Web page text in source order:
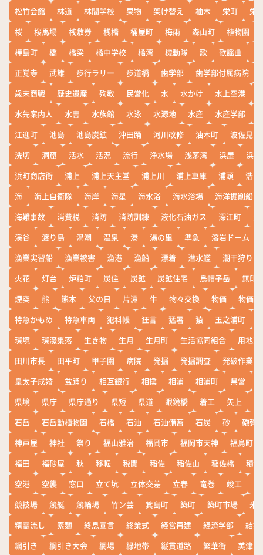
松竹会館 林道 林間学校 果物 架け替え 柚木 栄町
栄
桜
桜馬場 桟敷券 桟橋 桶屋町 梅雨 森山町 植物園
樺島町
橋 橋梁 橘中学校 橘湾 機動隊 歌 歌謡曲
正覚寺
武雄 歩行ラリー 歩道橋 歯学部 歯学部付属病院
歳末商戦
歴史遺産 殉教 民営化 水 水かけ 水上空港
水先案内人
水害 水族館 水泳 水源地 水産 水産学部
江迎町
池島 池島炭鉱 沖田踊 河川改修 油木町
波佐見
洗切
洞窟 活水 活況 流行 浄水場 浅茅湾 浜屋
浜
浜町商店街
浦上 浦上天主堂 浦上川 浦上車庫 浦頭
浩宮
海
海上自衛隊 海岸 海星 海水浴 海水浴場
海洋掘削船
海難事故
消費税 消防 消防訓練 液化石油ガス 深江町
淵
渓谷
渡り鳥 渦潮 温泉 港 湯の里 準急 溶岩ドーム
漁業実習船
漁業被害 漁港 漁船 漂着 潜水艦
潮干狩り
火花
灯台 炉粕町 炭住 炭鉱 炭鉱住宅 烏帽子岳
無印
煙突
熊 熊本 父の日 片淵 牛 物々交換 物価
物価高
特急かもめ
特急車両 犯科帳 狂言 猛暑 猿 玉之浦町
環境
環濠集落 生き物 生月 生月町 生活協同組合
用地売
田川市長
田平町 甲子園 病院 発掘 発掘調査
発破作業
皇太子成婚
盆踊り 相互銀行 相撲 相浦 相浦町 県営
県境
県庁 県庁通り 県短 県道 眼鏡橋 着工 矢上
石岳
石岳動植物園 石橋 石油 石油備蓄 石炭 砂
砲弾
神戸屋
神社 祭り 福山雅治 福岡市 福岡市天神
福島町
福田
福砂屋 秋 移転 税関 稲佐 稲佐山 稲佐橋
積雪
空港
空襲 窓口 立て坑 立体交差 立春 竜巻 竣工
競技場
競艇 競輪場 竹ン芸 箕島町 築町 築町市場
米
精霊流し
素麺 終息宣言 終業式 経営再建 経済学部
結婚
綱引き
綱引き大会 網場 緑地帯 縦貫道路 繁華街
美津島